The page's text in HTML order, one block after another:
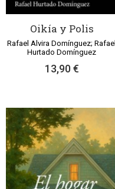
Oikía y Polis
Rafael Alvira Domínguez; Rafael
Hurtado Domínguez
13,90 €